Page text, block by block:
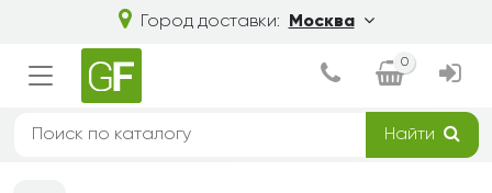
Город доставки: Москва
0
Найти